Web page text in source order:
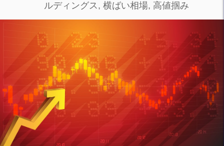
ルディングス, 横ばい相場, 高値掴み